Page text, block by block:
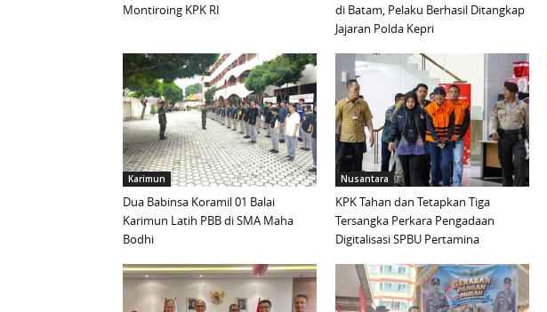
Montiroing KPK RI
di Batam, Pelaku Berhasil Ditangkap
Jajaran Polda Kepri
Karimun
Dua Babinsa Koramil 01 Balai
Karimun Latih PBB di SMA Maha
Bodhi
Nusantara
KPK Tahan dan Tetapkan Tiga
Tersangka Perkara Pengadaan
Digitalisasi SPBU Pertamina